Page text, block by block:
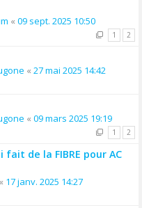
« 09 sept. 2025 10:50
1 2
« 27 mai 2025 14:42
« 09 mars 2025 19:19
1 2
de la FIBRE pour AC
« 17 janv. 2025 14:27